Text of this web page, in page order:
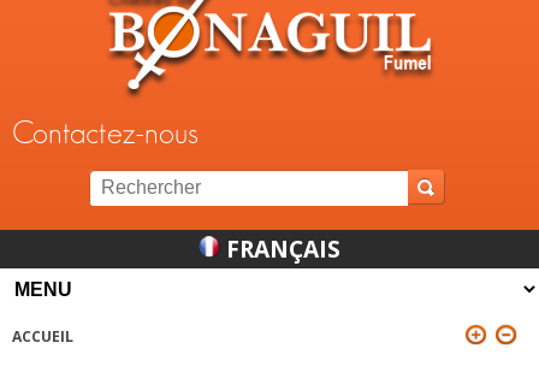
Contactez-nous
FRANÇAIS
ACCUEIL